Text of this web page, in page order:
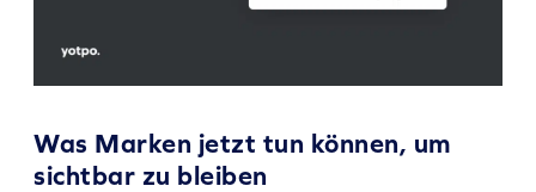
Was Marken jetzt tun können, um
sichtbar zu bleiben